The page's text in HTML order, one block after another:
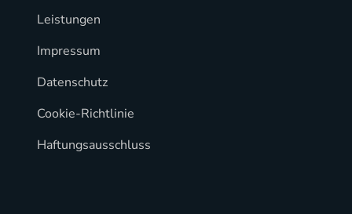
Leistungen
Impressum
Datenschutz
Cookie-Richtlinie
Haftungsausschluss